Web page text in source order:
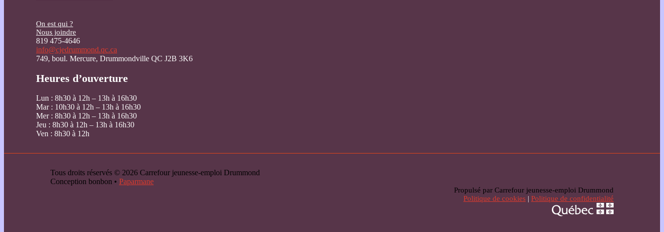
On est qui ?
Nous joindre
819 475-4646
info@cjedrummond.qc.ca
749, boul. Mercure, Drummondville QC J2B 3K6
Heures d’ouverture
Lun : 8h30 à 12h – 13h à 16h30
Mar : 10h30 à 12h – 13h à 16h30
Mer : 8h30 à 12h – 13h à 16h30
Jeu : 8h30 à 12h – 13h à 16h30
Ven : 8h30 à 12h
Tous droits réservés © 2026 Carrefour jeunesse-emploi Drummond
Conception bonbon • Paparmane
Propulsé par Carrefour jeunesse-emploi Drummond
Politique de cookies | Politique de confidentialité